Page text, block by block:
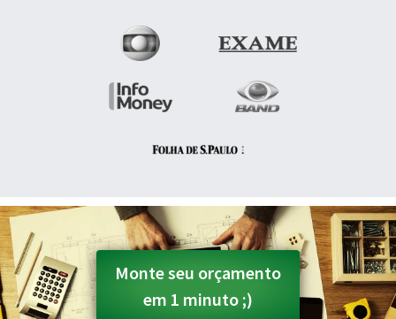
Monte seu orçamento
em 1 minuto ;)